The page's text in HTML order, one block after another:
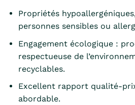
Propriétés
personnes sensibles ou
Engagement écologique :
respectueuse de
recyclables.
Excellent rapport qualité-
abordable.